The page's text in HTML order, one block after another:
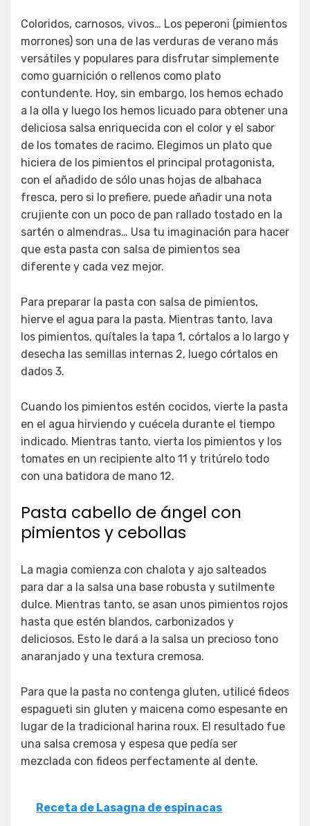
Coloridos, carnosos, vivos… Los peperoni (pimientos
morrones) son una de las verduras de verano más
versátiles y populares para disfrutar simplemente
como guarnición o rellenos como plato
contundente. Hoy, sin embargo, los hemos echado
a la olla y luego los hemos licuado para obtener una
deliciosa salsa enriquecida con el color y el sabor
de los tomates de racimo. Elegimos un plato que
hiciera de los pimientos el principal protagonista,
con el añadido de sólo unas hojas de albahaca
fresca, pero si lo prefiere, puede añadir una nota
crujiente con un poco de pan rallado tostado en la
sartén o almendras… Usa tu imaginación para hacer
que esta pasta con salsa de pimientos sea
diferente y cada vez mejor.
Para preparar la pasta con salsa de pimientos,
hierve el agua para la pasta. Mientras tanto, lava
los pimientos, quítales la tapa 1, córtalos a lo largo y
desecha las semillas internas 2, luego córtalos en
dados 3.
Cuando los pimientos estén cocidos, vierte la pasta
en el agua hirviendo y cuécela durante el tiempo
indicado. Mientras tanto, vierta los pimientos y los
tomates en un recipiente alto 11 y tritúrelo todo
con una batidora de mano 12.
Pasta cabello de ángel con
pimientos y cebollas
La magia comienza con chalota y ajo salteados
para dar a la salsa una base robusta y sutilmente
dulce. Mientras tanto, se asan unos pimientos rojos
hasta que estén blandos, carbonizados y
deliciosos. Esto le dará a la salsa un precioso tono
anaranjado y una textura cremosa.
Para que la pasta no contenga gluten, utilicé fideos
espagueti sin gluten y maicena como espesante en
lugar de la tradicional harina roux. El resultado fue
una salsa cremosa y espesa que pedía ser
mezclada con fideos perfectamente al dente.
Receta de Lasagna de espinacas